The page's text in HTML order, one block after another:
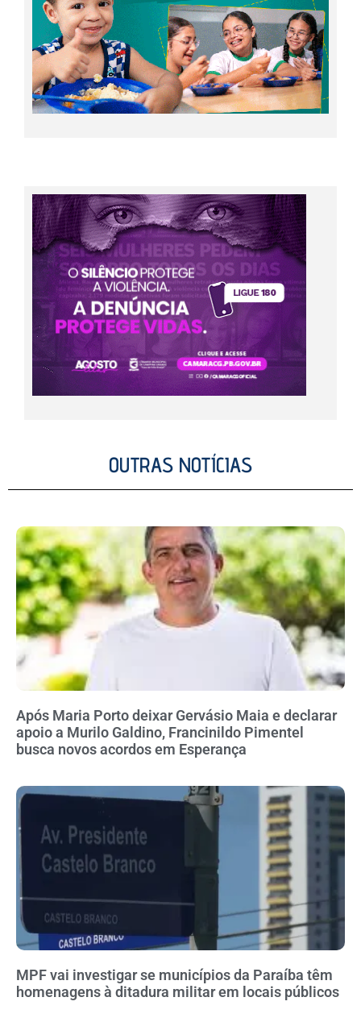
OUTRAS NOTÍCIAS
Após Maria Porto deixar Gervásio Maia e declarar
apoio a Murilo Galdino, Francinildo Pimentel
busca novos acordos em Esperança
MPF vai investigar se municípios da Paraíba têm
homenagens à ditadura militar em locais públicos